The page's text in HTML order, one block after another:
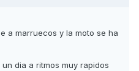
a marruecos y la moto se ha
dia a ritmos muy rapidos